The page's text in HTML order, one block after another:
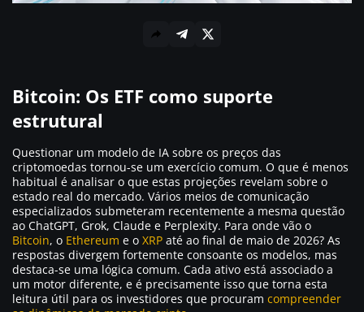
Bitcoin: Os ETF como suporte
estrutural
Questionar um modelo de IA sobre os preços das
criptomoedas tornou-se um exercício comum. O que é menos
habitual é analisar o que estas projeções revelam sobre o
estado real do mercado. Vários meios de comunicação
especializados submeteram recentemente a mesma questão
ao ChatGPT, Grok, Claude e Perplexity. Para onde vão o
Bitcoin, o Ethereum e o XRP até ao final de maio de 2026? As
respostas divergem fortemente consoante os modelos, mas
destaca-se uma lógica comum. Cada ativo está associado a
um motor diferente, e é precisamente isso que torna esta
leitura útil para os investidores que procuram compreender